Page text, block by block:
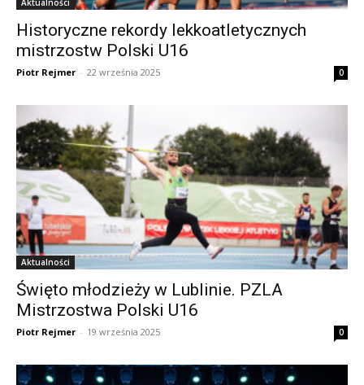
Aktualności
Historyczne rekordy lekkoatletycznych
mistrzostw Polski U16
Piotr Rejmer - 22 września 2025 0
Aktualności
Święto młodzieży w Lublinie. PZLA
Mistrzostwa Polski U16
Piotr Rejmer - 19 września 2025 0